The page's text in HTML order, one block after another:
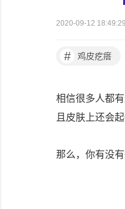
2020-09-12
# 鸡皮疙瘩
相信很多人都
且皮肤上还会
那么，你有没